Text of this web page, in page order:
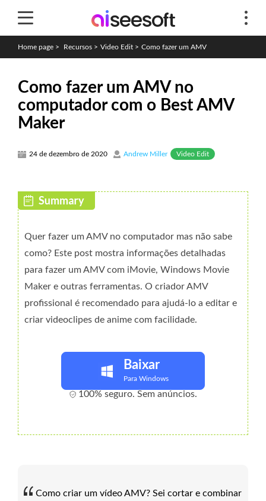
Home page > Recursos > Video Edit > Como fazer um AMV
Como fazer um AMV no
computador com o Best AMV
Maker
24 de dezembro de 2020 Andrew Miller Video Edit
Quer fazer um AMV no computador mas não sabe
como? Este post mostra informações detalhadas
para fazer um AMV com iMovie, Windows Movie
Maker e outras ferramentas. O criador AMV
profissional é recomendado para ajudá-lo a editar e
criar videoclipes de anime com facilidade.
Baixar
Para Windows
100% seguro. Sem anúncios.
Como criar um vídeo AMV? Sei cortar e combinar